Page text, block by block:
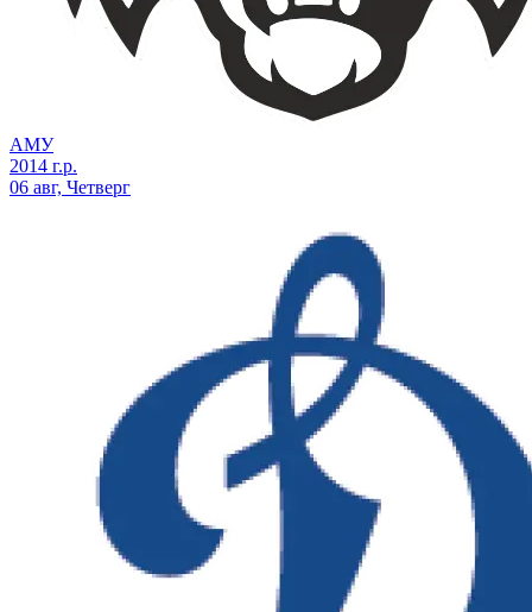
АМУ
2014 г.р.
06 авг, Четверг